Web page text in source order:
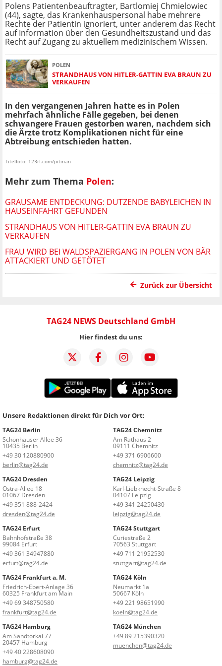
Polens Patientenbeauftragter, Bartlomiej Chmielowiec
(44), sagte, das Krankenhauspersonal habe mehrere
Rechte der Patientin ignoriert, unter anderem das Recht
auf Information über den Gesundheitszustand und das
Recht auf Zugang zu aktuellem medizinischem Wissen.
POLEN
STRANDHAUS VON HITLER-GATTIN EVA BRAUN ZU
VERKAUFEN
In den vergangenen Jahren hatte es in Polen
mehrfach ähnliche Fälle gegeben, bei denen
schwangere Frauen gestorben waren, nachdem sich
die Ärzte trotz Komplikationen nicht für eine
Abtreibung entschieden hatten.
Titelfoto: 123rf.com/pitinan
Mehr zum Thema Polen:
GRAUSAME ENTDECKUNG: DUTZENDE BABYLEICHEN IN
HAUSEINFAHRT GEFUNDEN
STRANDHAUS VON HITLER-GATTIN EVA BRAUN ZU
VERKAUFEN
FRAU WIRD BEI WALDSPAZIERGANG IN POLEN VON BÄR
ATTACKIERT UND GETÖTET
Zurück zur Übersicht
TAG24 NEWS Deutschland GmbH
Hier findest du uns:
Unsere Redaktionen direkt für Dich vor Ort:
TAG24 Berlin
Schönhauser Allee 36
10435 Berlin
+49 30 120880900
berlin@tag24.de
TAG24 Chemnitz
Am Rathaus 2
09111 Chemnitz
+49 371 6906600
chemnitz@tag24.de
TAG24 Dresden
Ostra-Allee 18
01067 Dresden
+49 351 888-2424
dresden@tag24.de
TAG24 Leipzig
Karl-Liebknecht-Straße 8
04107 Leipzig
+49 341 24250430
leipzig@tag24.de
TAG24 Erfurt
Bahnhofstraße 38
99084 Erfurt
+49 361 34947880
erfurt@tag24.de
TAG24 Stuttgart
Curiestraße 2
70563 Stuttgart
+49 711 21952530
stuttgart@tag24.de
TAG24 Frankfurt a. M.
Friedrich-Ebert-Anlage 36
60325 Frankfurt am Main
+49 69 348750580
frankfurt@tag24.de
TAG24 Köln
Neumarkt 1a
50667 Köln
+49 221 98651990
koeln@tag24.de
TAG24 Hamburg
Am Sandtorkai 77
20457 Hamburg
+49 40 228608090
hamburg@tag24.de
TAG24 München
+49 89 215390320
muenchen@tag24.de